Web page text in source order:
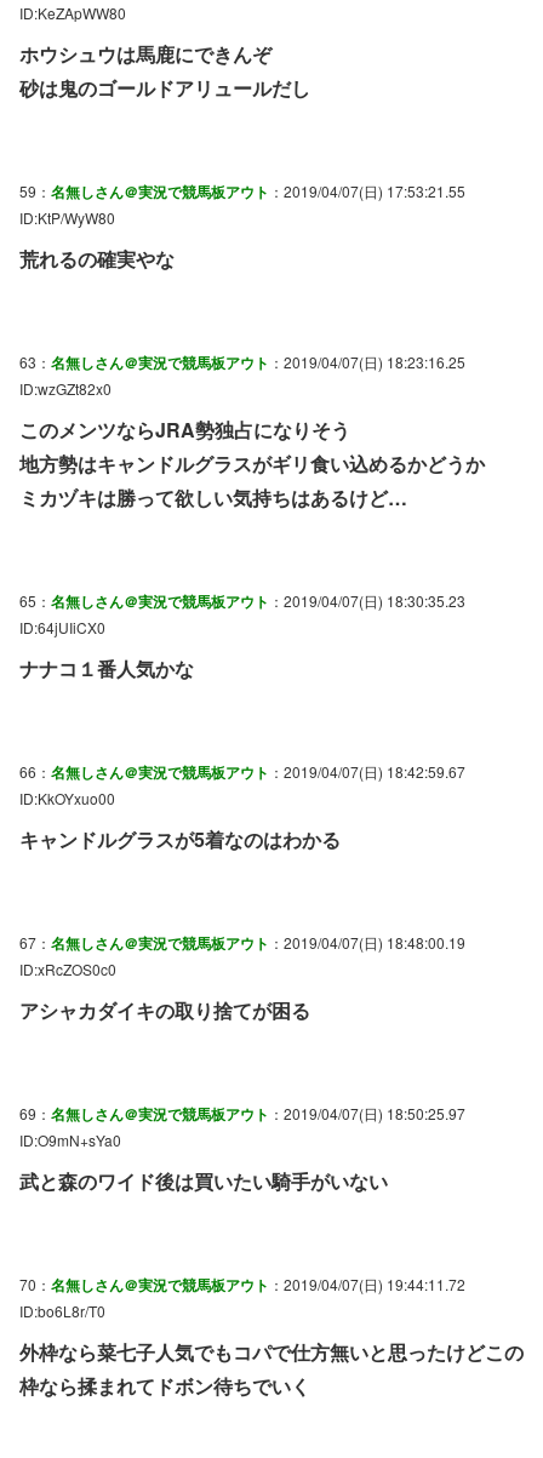
ID:KeZApWW80
ホウシュウは馬鹿にできんぞ
砂は鬼のゴールドアリュールだし
59： 名無しさん＠実況で競馬板アウト ：2019/04/07(日) 17:53:21.55
ID:KtP/WyW80
荒れるの確実やな
63： 名無しさん＠実況で競馬板アウト ：2019/04/07(日) 18:23:16.25
ID:wzGZt82x0
このメンツならJRA勢独占になりそう
地方勢はキャンドルグラスがギリ食い込めるかどうか
ミカヅキは勝って欲しい気持ちはあるけど…
65： 名無しさん＠実況で競馬板アウト ：2019/04/07(日) 18:30:35.23
ID:64jUIiCX0
ナナコ１番人気かな
66： 名無しさん＠実況で競馬板アウト ：2019/04/07(日) 18:42:59.67
ID:KkOYxuo00
キャンドルグラスが5着なのはわかる
67： 名無しさん＠実況で競馬板アウト ：2019/04/07(日) 18:48:00.19
ID:xRcZOS0c0
アシャカダイキの取り捨てが困る
69： 名無しさん＠実況で競馬板アウト ：2019/04/07(日) 18:50:25.97
ID:O9mN+sYa0
武と森のワイド後は買いたい騎手がいない
70： 名無しさん＠実況で競馬板アウト ：2019/04/07(日) 19:44:11.72
ID:bo6L8r/T0
外枠なら菜七子人気でもコパで仕方無いと思ったけどこの
枠なら揉まれてドボン待ちでいく